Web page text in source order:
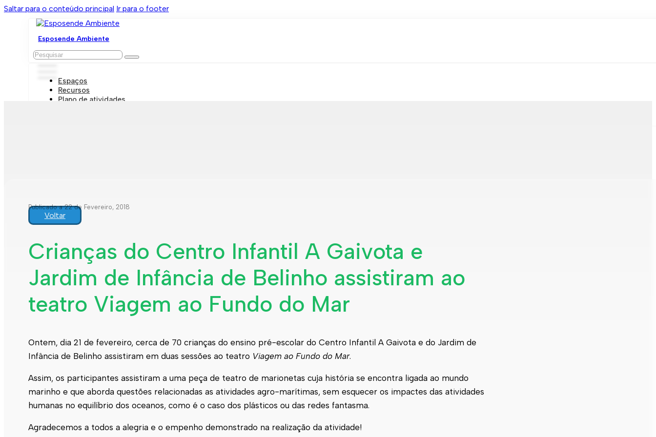
Saltar para o conteúdo principal Ir para o footer
Esposende Ambiente
Pesquisar
Espaços
Recursos
Plano de atividades
Publicado a 22 de Fevereiro, 2018
Voltar
Crianças do Centro Infantil A Gaivota e
Jardim de Infância de Belinho assistiram ao
teatro Viagem ao Fundo do Mar
Ontem, dia 21 de fevereiro, cerca de 70 crianças do ensino pré-escolar do Centro Infantil A Gaivota e do Jardim de
Infância de Belinho assistiram em duas sessões ao teatro Viagem ao Fundo do Mar.
Assim, os participantes assistiram a uma peça de teatro de marionetas cuja história se encontra ligada ao mundo
marinho e que aborda questões relacionadas as atividades agro-marítimas, sem esquecer os impactes das atividades
humanas no equilíbrio dos oceanos, como é o caso dos plásticos ou das redes fantasma.
Agradecemos a todos a alegria e o empenho demonstrado na realização da atividade!